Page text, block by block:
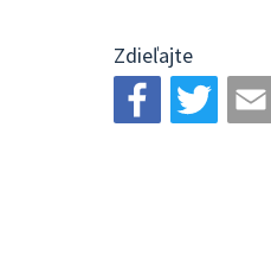
Zdieľajte